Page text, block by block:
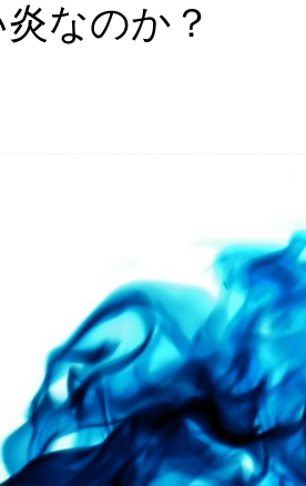
なのか？